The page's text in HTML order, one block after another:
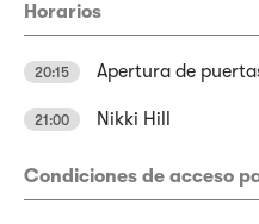
Horarios
20:15 Apertura de
21:00 Nikki Hill
Condiciones de acceso